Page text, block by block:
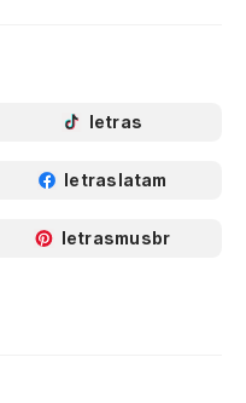
letras
letraslatam
letrasmusbr